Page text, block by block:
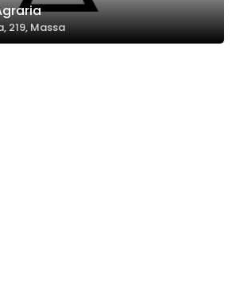
219, Massa